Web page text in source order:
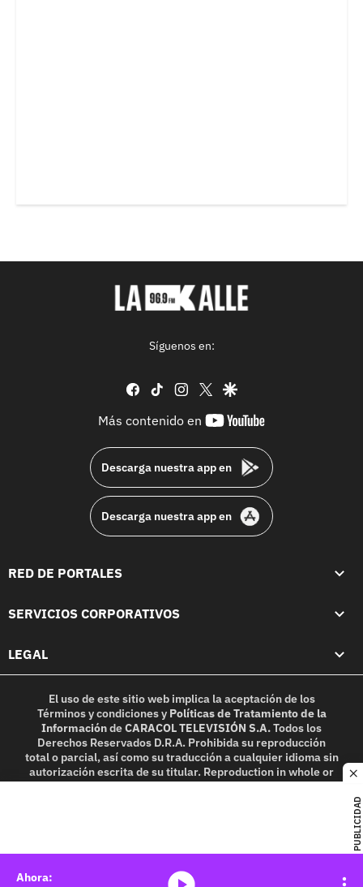
PUBLICIDAD
Síguenos en:
facebook
tiktok instagram
twittergoogle
Más contenido en
youtube-
Descarga nuestra app en
Descarga nuestra app en
RED DE PORTALES
SERVICIOS CORPORATIVOS
LEGAL
El uso de este sitio web implica la aceptación de los
Términos y condicionesy Políticas de Tratamiento de la
InformacióndeCARACOL TELEVISIÓN S.A.Todos los
Derechos Reservados D.R.A. Prohibida su reproducción
total o parcial, así como su traducción a cualquier idioma sin
autorización escrita de su titular. Reproduction in whole or
in part, or translation without written permission is